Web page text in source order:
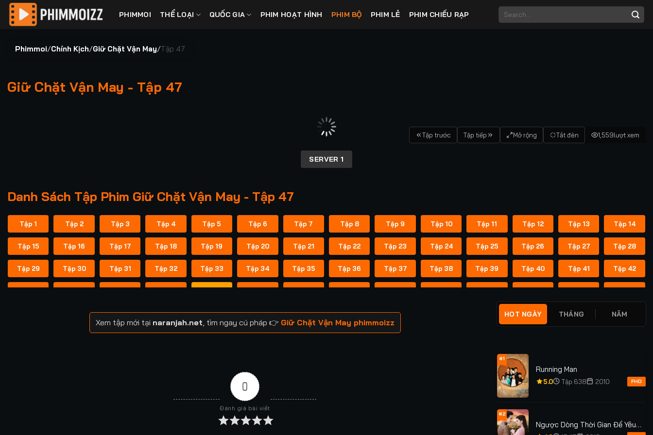
qua
PHIMMOI THỂ LOẠI QUỐC GIA PHIM HOẠT HÌNH PHIM BỘ PHIM LẺ PHIM CHIẾU RẠP
Phimmoi/Chính Kịch/Giữ Chặt Vận May/Tập 47
Giữ Chặt Vận May - Tập 47
Tập trước Tập tiếp Mở rộng Tắt đèn 1,559lượt xem
SERVER 1
Danh Sách Tập Phim Giữ Chặt Vận May - Tập 47
Tập 1 Tập 2 Tập 3 Tập 4 Tập 5 Tập 6 Tập 7 Tập 8 Tập 9 Tập 10 Tập 11 Tập 12 Tập 13 Tập 14
Tập 15 Tập 16 Tập 17 Tập 18 Tập 19 Tập 20 Tập 21 Tập 22 Tập 23 Tập 24 Tập 25 Tập 26 Tập 27 Tập 28
Tập 29 Tập 30 Tập 31 Tập 32 Tập 33 Tập 34 Tập 35 Tập 36 Tập 37 Tập 38 Tập 39 Tập 40 Tập 41 Tập 42
Tập 59 Tập 60 Tập 61 Tập 62 Tập 63 Tập 64 Tập 65 Tập 68 Tập 69 Tập 70
Tập 73 Tập 74 Tập 75 Tập 76 Tập 77 Tập 78 Tập 79
Tập 95 Tập 96
Tập 104 Tập 109 Tập 110 Tập 111 Tập 112
Tập 118
Xem tập mới tại naranjah.net , tìm ngay cú pháp 👉 Giữ Chặt Vận May phimmoizz
0
Đánh giá bài viết
HOT NGÀY THÁNG NĂM
#1
Running Man
5.0 Tập 638 2010 FHD
#2
Ngược Dòng Thời Gian Để Yêu